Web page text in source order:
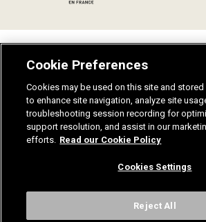
Catalogues
Aides et conseils
Notices de montage
Nuanciers
Mentions légales
Plan du site
Fiches
Sanijura, 33 Rue Stephen Pichon, 39300
Cookie Preferences
Cookies may be used on this site and
to enhance site navigation, analyze site
troubleshooting session recording for
support resolution, and assist in our
efforts. Read our Cookie Policy
Cookies Settings
Reject All